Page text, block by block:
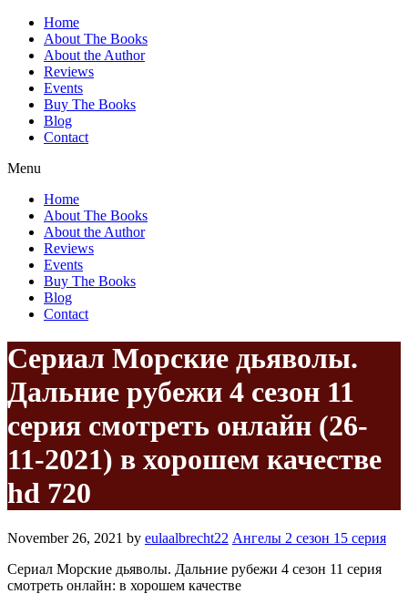
Home
About The Books
About the Author
Reviews
Events
Buy The Books
Blog
Contact
Menu
Home
About The Books
About the Author
Reviews
Events
Buy The Books
Blog
Contact
Сериал Морские дьяволы.
Дальние рубежи 4 сезон 11
серия смотреть онлайн (26-
11-2021) в хорошем качестве
hd 720
November 26, 2021 by eulaalbrecht22 Ангелы 2 сезон 15 серия
Сериал Морские дьяволы. Дальние рубежи 4 сезон 11 серия
смотреть онлайн: в хорошем качестве